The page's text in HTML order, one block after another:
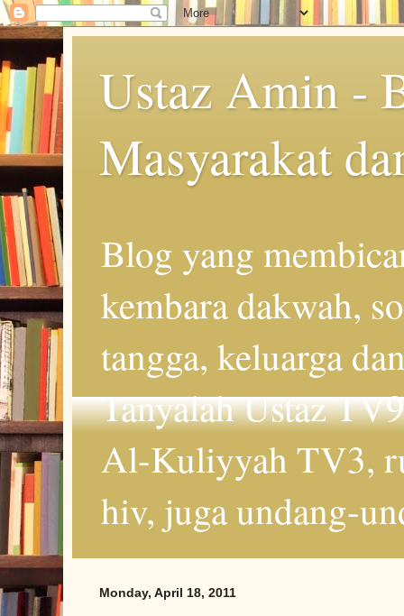
Ustaz Amin -
Masyarakat
Blog yang
kembara dakwah,
tangga, keluarga
Tanyalah Ustaz
Al-Kuliyyah TV3,
hiv, juga undang-
Monday, April 18, 2011